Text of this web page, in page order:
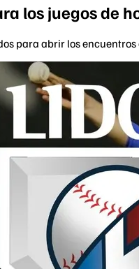
los juegos de
para abrir los